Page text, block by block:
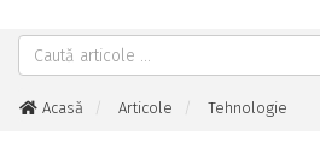
Acasă Articole
Tehnologie